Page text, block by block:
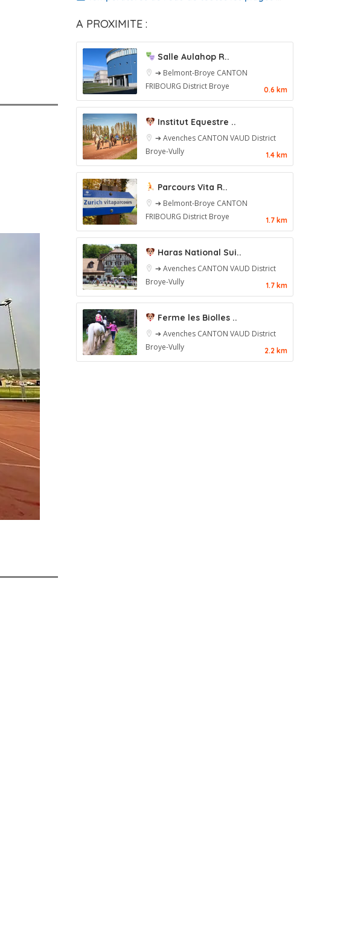
A PROXIMITE :
Salle Aulahop R..
➔ Belmont-Broye CANTON
FRIBOURG District Broye 0.6 km
Institut Equestre ..
➔ Avenches CANTON VAUD District
Broye-Vully
1.4 km
Parcours Vita R..
➔ Belmont-Broye CANTON
FRIBOURG District Broye 1.7 km
Haras National Sui..
➔ Avenches CANTON VAUD District
Broye-Vully
1.7 km
Ferme les Biolles ..
➔ Avenches CANTON VAUD District
Broye-Vully
2.2 km